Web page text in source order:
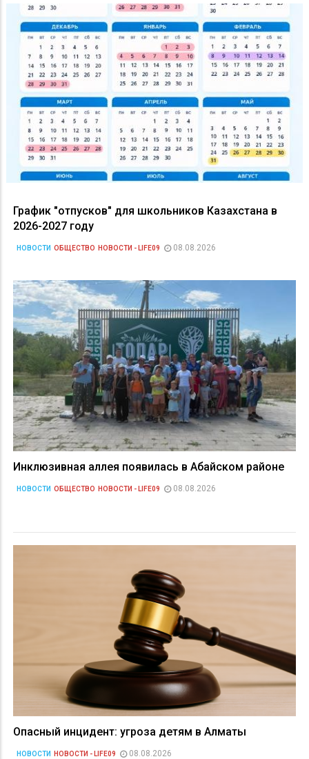
График "отпусков" для школьников Казахстана в
2026-2027 году
НОВОСТИ ОБЩЕСТВО НОВОСТИ - LIFE09 08.08.2026
Инклюзивная аллея появилась в Абайском районе
НОВОСТИ ОБЩЕСТВО НОВОСТИ - LIFE09 08.08.2026
Опасный инцидент: угроза детям в Алматы
НОВОСТИ НОВОСТИ - LIFE09 08.08.2026